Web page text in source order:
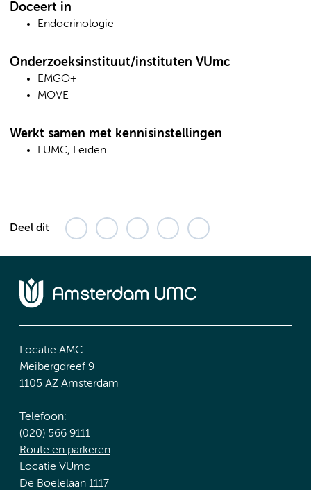
Doceert in
Endocrinologie
Onderzoeksinstituut/instituten VUmc
EMGO+
MOVE
Werkt samen met kennisinstellingen
LUMC, Leiden
Deel dit
Locatie AMC
Meibergdreef 9
1105 AZ Amsterdam
Telefoon:
(020) 566 9111
Route en parkeren
Locatie VUmc
De Boelelaan 1117